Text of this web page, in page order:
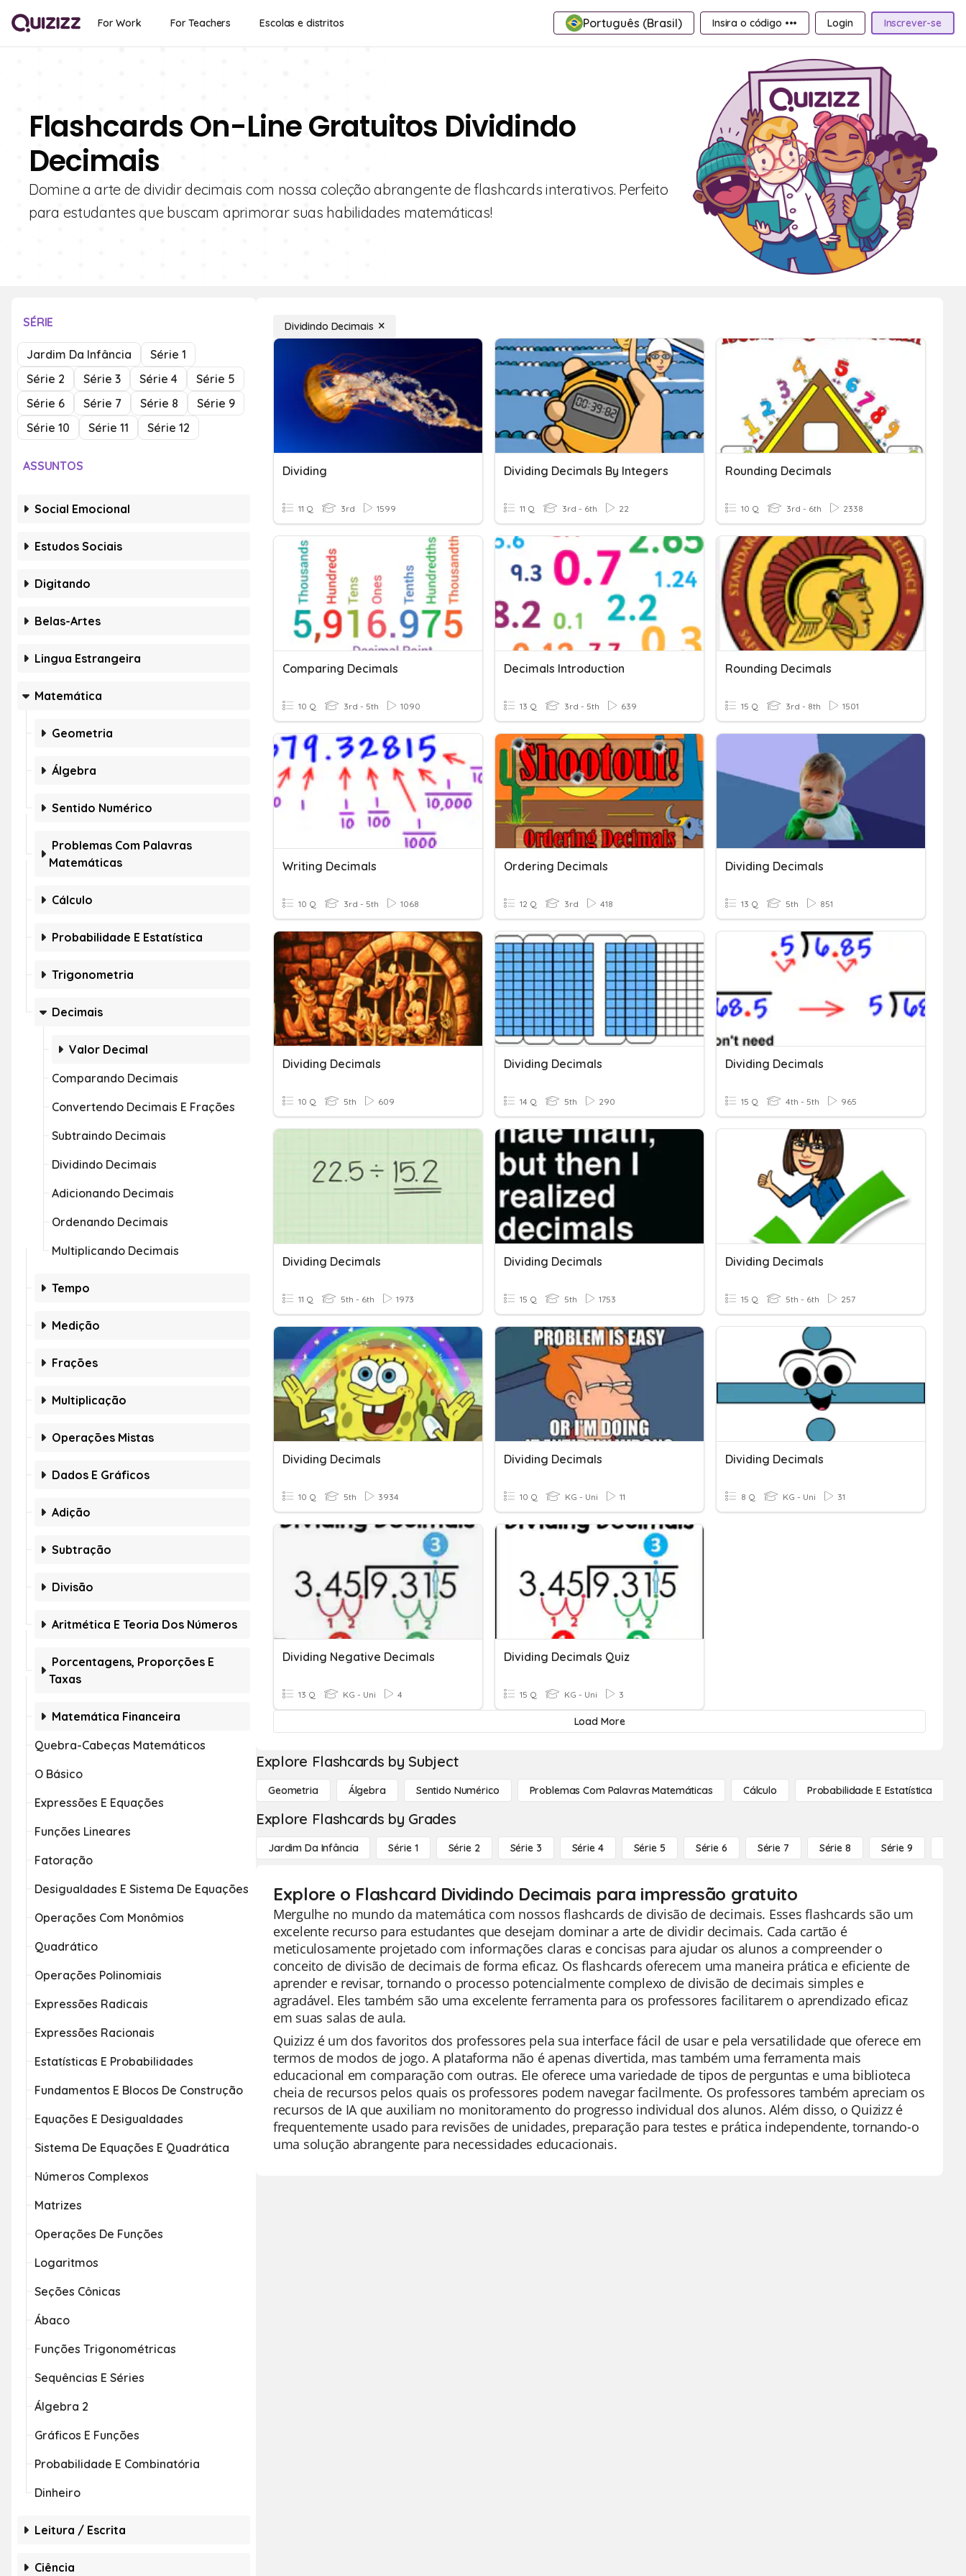
For Work For Teachers Escolas e distritos Português (Brasil) Insira o código ••• Login Inscrever-se
Flashcards On-Line Gratuitos Dividindo
Decimais
Domine a arte de dividir decimais com nossa coleção abrangente de flashcards interativos. Perfeito
para estudantes que buscam aprimorar suas habilidades matemáticas!
SÉRIE
Jardim Da Infância
Série 1
Série 2
Série 3 Série 4
Série 5
Série 6
Série 7 Série 8
Série 9
Série 10
Série 11 Série 12
ASSUNTOS
Social Emocional
Estudos Sociais
Digitando
Belas-Artes
Lingua Estrangeira
Matemática
Geometria
Álgebra
Sentido Numérico
Problemas Com Palavras
Matemáticas
Cálculo
Probabilidade E Estatística
Trigonometria
Decimais
Valor Decimal
Comparando Decimais
Convertendo Decimais E Frações
Subtraindo Decimais
Dividindo Decimais
Adicionando Decimais
Ordenando Decimais
Multiplicando Decimais
Tempo
Medição
Frações
Multiplicação
Operações Mistas
Dados E Gráficos
Adição
Subtração
Divisão
Aritmética E Teoria Dos Números
Porcentagens, Proporções E
Taxas
Matemática Financeira
Quebra-Cabeças Matemáticos
O Básico
Expressões E Equações
Funções Lineares
Fatoração
Desigualdades E Sistema De Equações
Operações Com Monômios
Quadrático
Operações Polinomiais
Expressões Radicais
Expressões Racionais
Estatísticas E Probabilidades
Fundamentos E Blocos De Construção
Equações E Desigualdades
Sistema De Equações E Quadrática
Números Complexos
Matrizes
Operações De Funções
Logaritmos
Seções Cônicas
Ábaco
Funções Trigonométricas
Sequências E Séries
Álgebra 2
Gráficos E Funções
Probabilidade E Combinatória
Dinheiro
Leitura / Escrita
Ciência
Dividindo Decimais
Dividing
11 Q 3rd 1599
Dividing Decimals By Integers
11 Q 3rd - 6th 22
Rounding Decimals
10 Q 3rd - 6th 2338
Comparing Decimals
10 Q 3rd - 5th 1090
Decimals Introduction
13 Q 3rd - 5th 639
Rounding Decimals
15 Q 3rd - 8th 1501
Writing Decimals
10 Q 3rd - 5th 1068
Ordering Decimals
12 Q 3rd 418
Dividing Decimals
13 Q 5th 851
Dividing Decimals
10 Q 5th 609
Dividing Decimals
14 Q 5th 290
Dividing Decimals
15 Q 4th - 5th 965
Dividing Decimals
11 Q 5th - 6th 1973
Dividing Decimals
15 Q 5th 1753
Dividing Decimals
15 Q 5th - 6th 257
Dividing Decimals
10 Q 5th 3934
Dividing Decimals
10 Q KG - Uni 11
Dividing Decimals
8 Q KG - Uni 31
Dividing Negative Decimals
13 Q KG - Uni 4
Dividing Decimals Quiz
15 Q KG - Uni 3
Load More
Explore Flashcards by Subject
Geometria Álgebra Sentido Numérico Problemas Com Palavras Matemáticas Cálculo Probabilidade E Estatística
Explore Flashcards by Grades
Jardim Da Infância Série 1 Série 2 Série 3 Série 4 Série 5 Série 6 Série 7 Série 8 Série 9
Explore o Flashcard Dividindo Decimais para impressão gratuito
Mergulhe no mundo da matemática com nossos flashcards de divisão de decimais. Esses flashcards são um
excelente recurso para estudantes que desejam dominar a arte de dividir decimais. Cada cartão é
meticulosamente projetado com informações claras e concisas para ajudar os alunos a compreender o
conceito de divisão de decimais de forma eficaz. Os flashcards oferecem uma maneira prática e eficiente de
aprender e revisar, tornando o processo potencialmente complexo de divisão de decimais simples e
agradável. Eles também são uma excelente ferramenta para os professores facilitarem o aprendizado eficaz
em suas salas de aula.
Quizizz é um dos favoritos dos professores pela sua interface fácil de usar e pela versatilidade que oferece em
termos de modos de jogo. A plataforma não é apenas divertida, mas também uma ferramenta mais
educacional em comparação com outras. Ele oferece uma variedade de tipos de perguntas e uma biblioteca
cheia de recursos pelos quais os professores podem navegar facilmente. Os professores também apreciam os
recursos de IA que auxiliam no monitoramento do progresso individual dos alunos. Além disso, o Quizizz é
frequentemente usado para revisões de unidades, preparação para testes e prática independente, tornando-o
uma solução abrangente para necessidades educacionais.